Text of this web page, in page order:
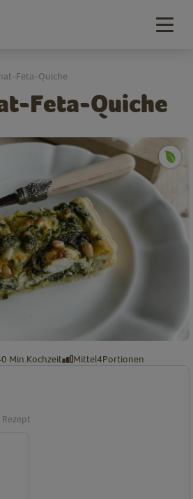
Feta-Quiche
Feta-Quiche
Min. Kochzeit Mittel4Portionen